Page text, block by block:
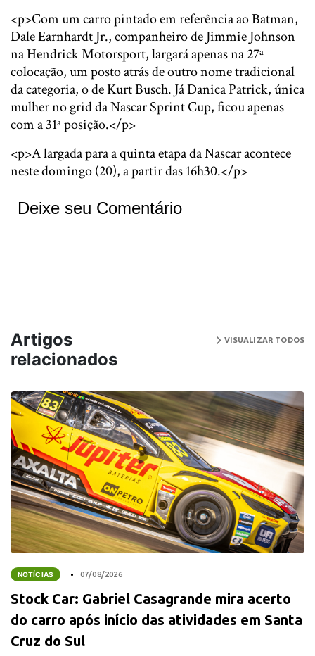
<p>Com um carro pintado em referência ao Batman,
Dale Earnhardt Jr., companheiro de Jimmie Johnson
na Hendrick Motorsport, largará apenas na 27ª
colocação, um posto atrás de outro nome tradicional
da categoria, o de Kurt Busch. Já Danica Patrick, única
mulher no grid da Nascar Sprint Cup, ficou apenas
com a 31ª posição.</p>
<p>A largada para a quinta etapa da Nascar acontece
neste domingo (20), a partir das 16h30.</p>
Deixe seu Comentário
Artigos
relacionados
VISUALIZAR TODOS
NOTÍCIAS 07/08/2026
Stock Car: Gabriel Casagrande mira acerto
do carro após início das atividades em Santa
Cruz do Sul